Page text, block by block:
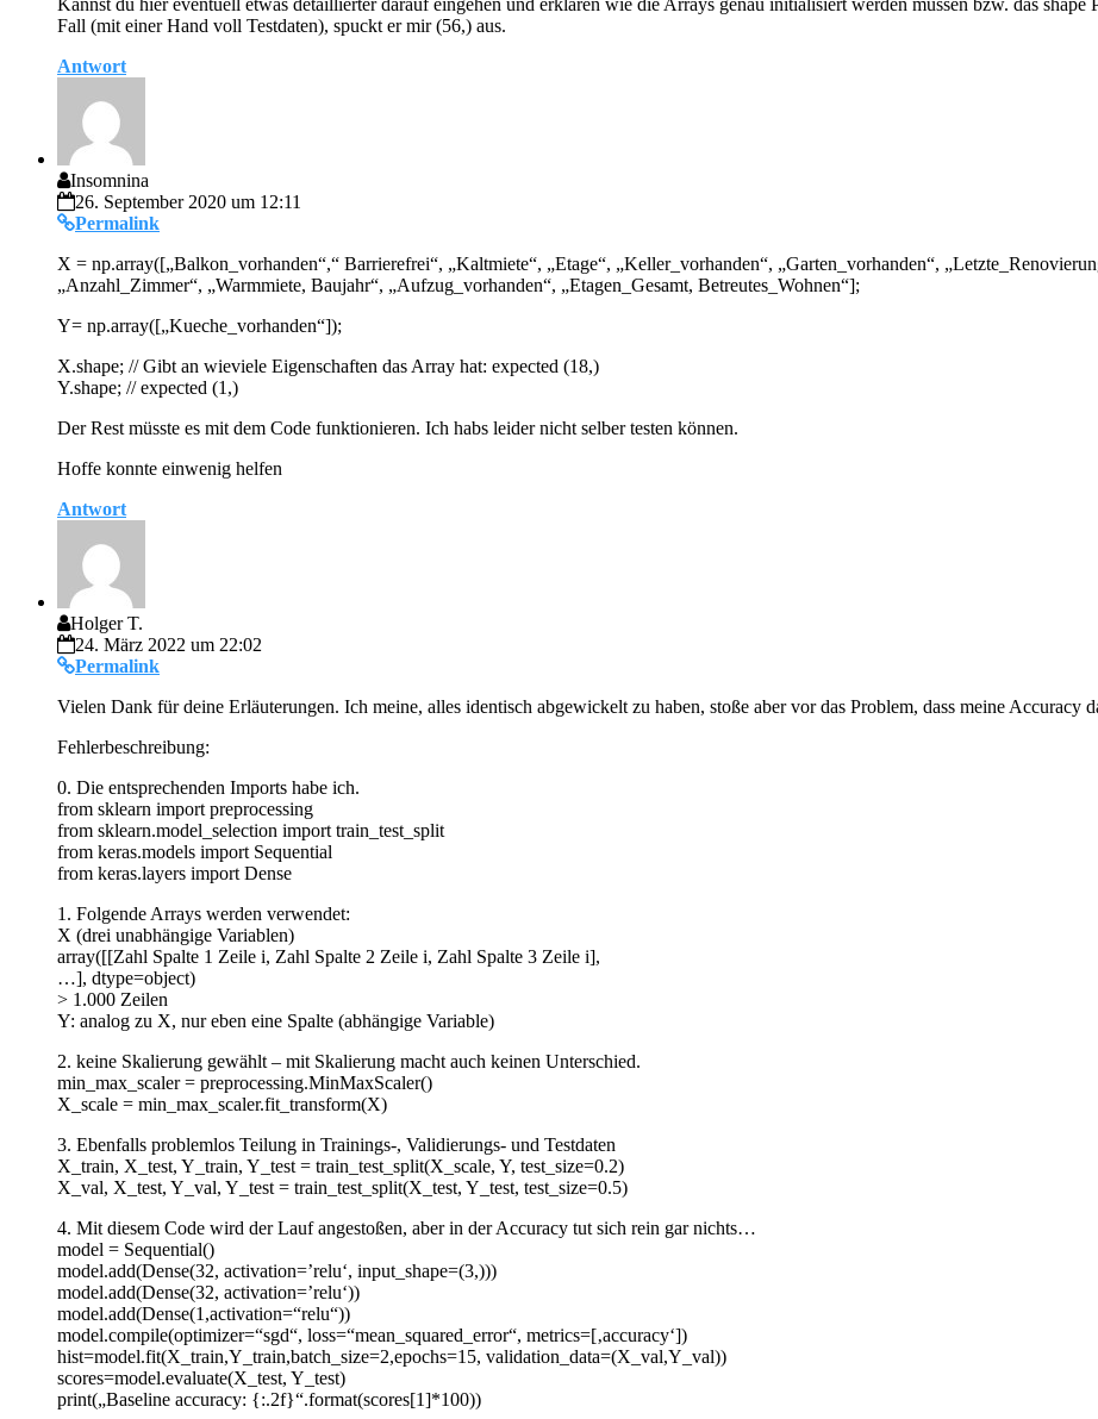
Fall (mit einer Hand voll Testdaten), spuckt er mir (56,) aus.
Antwort
Insomnina
26. September 2020 um 12:11
Permalink
X = np.array([„Balkon_vorhanden“,“ Barrierefrei“, „Kaltmiete“, „Etage“, „Keller_vorhanden“, „Garten_vorhanden“,
„Anzahl_Zimmer“, „Warmmiete, Baujahr“, „Aufzug_vorhanden“, „Etagen_Gesamt, Betreutes_Wohnen“];
Y= np.array([„Kueche_vorhanden“]);
X.shape; // Gibt an wieviele Eigenschaften das Array hat: expected (18,)
Y.shape; // expected (1,)
Der Rest müsste es mit dem Code funktionieren. Ich habs leider nicht selber testen können.
Hoffe konnte einwenig helfen
Antwort
Holger T.
24. März 2022 um 22:02
Permalink
Vielen Dank für deine Erläuterungen. Ich meine, alles identisch abgewickelt zu haben, stoße aber vor das Problem, dass meine
Fehlerbeschreibung:
0. Die entsprechenden Imports habe ich.
from sklearn import preprocessing
from sklearn.model_selection import train_test_split
from keras.models import Sequential
from keras.layers import Dense
1. Folgende Arrays werden verwendet:
X (drei unabhängige Variablen)
array([[Zahl Spalte 1 Zeile i, Zahl Spalte 2 Zeile i, Zahl Spalte 3 Zeile i],
…], dtype=object)
> 1.000 Zeilen
Y: analog zu X, nur eben eine Spalte (abhängige Variable)
2. keine Skalierung gewählt – mit Skalierung macht auch keinen Unterschied.
min_max_scaler = preprocessing.MinMaxScaler()
X_scale = min_max_scaler.fit_transform(X)
3. Ebenfalls problemlos Teilung in Trainings-, Validierungs- und Testdaten
X_train, X_test, Y_train, Y_test = train_test_split(X_scale, Y, test_size=0.2)
X_val, X_test, Y_val, Y_test = train_test_split(X_test, Y_test, test_size=0.5)
4. Mit diesem Code wird der Lauf angestoßen, aber in der Accuracy tut sich rein gar nichts…
model = Sequential()
model.add(Dense(32, activation=’relu‘, input_shape=(3,)))
model.add(Dense(32, activation=’relu‘))
model.add(Dense(1,activation=“relu“))
model.compile(optimizer=“sgd“, loss=“mean_squared_error“, metrics=[‚accuracy‘])
hist=model.fit(X_train,Y_train,batch_size=2,epochs=15, validation_data=(X_val,Y_val))
scores=model.evaluate(X_test, Y_test)
print(„Baseline accuracy: {:.2f}“.format(scores[1]*100))